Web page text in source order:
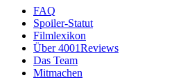
FAQ
Spoiler-Statut
Filmlexikon
Über 4001Reviews
Das Team
Mitmachen